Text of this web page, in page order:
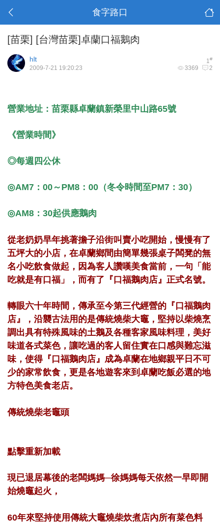
食字路口
[苗栗] [台灣苗栗]卓蘭口福鵝肉
1#
hlt
3369 2
2009-7-21 19:20:23
營業地址：苗栗縣卓蘭鎮新榮里中山路65號
《營業時間》
◎每週四公休
◎AM7：00～PM8：00（冬令時間至PM7：30）
◎AM8：30起供應鵝肉
從老奶奶早年挑著擔子沿街叫賣小吃開始，慢慢有了
五坪大的小店，在卓蘭鄉間由簡單幾張桌子闆凳的無
名小吃飲食做起，因為客人讚嘆美食當前，一句「能
吃就是有口福」，而有了『口福鵝肉店』正式名號。
轉眼六十年時間，傳承至今第三代經營的『口福鵝肉
店』，沿襲古法用的是傳統燒柴大竈，堅持以柴燒烹
調出具有特殊風味的土鵝及各種客家風味料理，美好
味道各式菜色，讓吃過的客人留住實在口感與難忘滋
味，使得『口福鵝肉店』成為卓蘭在地鄉親平日不可
少的家常飲食，更是各地遊客來到卓蘭吃飯必選的地
方特色美食老店。
傳統燒柴老竈頭
點擊重新加載
現已退居幕後的老闆媽媽─徐媽媽每天依然一早即開
始燒竈起火，
60年來堅持使用傳統大竈燒柴炊煮店內所有菜色料